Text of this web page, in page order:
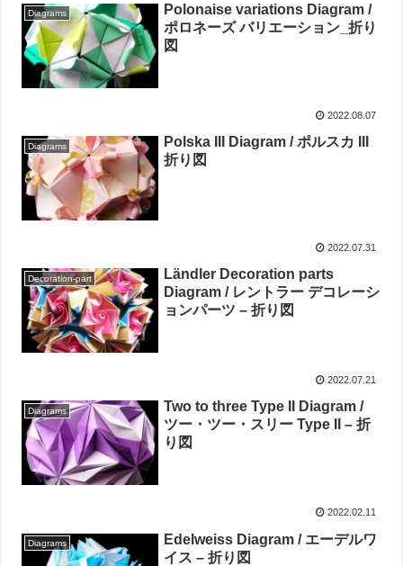
Diagrams
Polonaise variations Diagram /
ポロネーズ バリエーション_折り
図
2022.08.07
Diagrams
Polska III Diagram / ポルスカ III
折り図
2022.07.31
Decoration-part
Ländler Decoration parts
Diagram / レントラー デコレーシ
ョンパーツ – 折り図
2022.07.21
Diagrams
Two to three Type II Diagram /
ツー・ツー・スリー Type II – 折
り図
2022.02.11
Diagrams
Edelweiss Diagram / エーデルワ
イス – 折り図